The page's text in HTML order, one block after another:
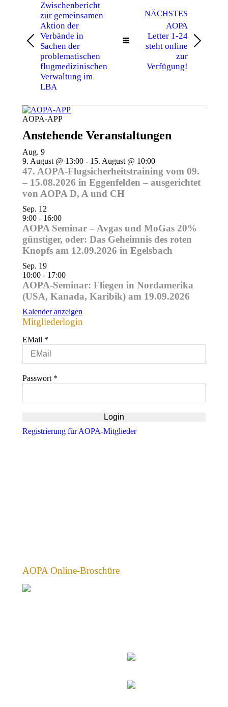
Vorheriger
Beitrag:
Zwischenbericht
zur gemeinsamen
Aktion der
Verbände in
Sachen der
problematischen
flugmedizinischen
Verwaltung im
LBA
NÄCHSTES
Nächster
AOPA
Letter 1-24
steht online
zur
Verfügung!
AOPA-APP
Anstehende Veranstaltungen
Aug. 9
9. August @ 13:00 - 15. August @ 10:00
47. AOPA-Flugsicherheitstraining vom 09.
– 15.08.2026 in Eggenfelden – ausgerichtet
von AOPA D, A und CH
Sep. 12
9:00 - 16:00
AOPA Seminar – Avgas und MoGas 20%
günstiger, oder: Das Geheimnis des roten
Knopfs am 12.09.2026 in Egelsbach
Sep. 19
10:00 - 17:00
AOPA-Seminar: Fliegen in Nordamerika
(USA, Kanada, Karibik) am 19.09.2026
Kalender anzeigen
Mitgliederlogin
EMail *
Passwort *
Registrierung für AOPA-Mitglieder
AOPA Online-Broschüre